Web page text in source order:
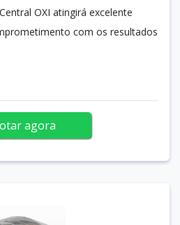
OXI atingirá excelente
com os resultados
agora